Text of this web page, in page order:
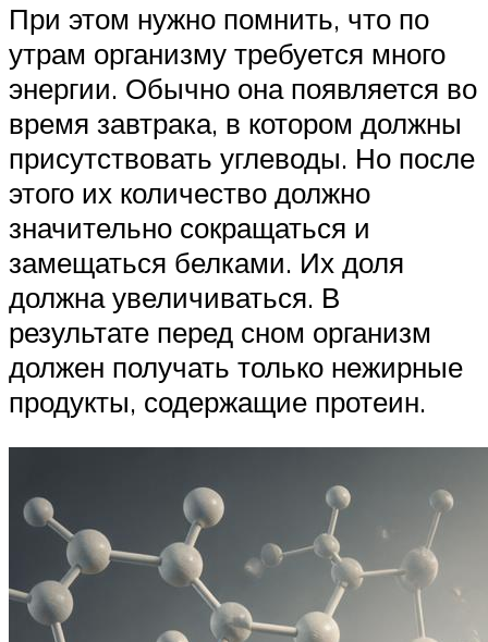
При этом нужно помнить, что по
утрам организму требуется много
энергии. Обычно она появляется во
время завтрака, в котором должны
присутствовать углеводы. Но после
этого их количество должно
значительно сокращаться и
замещаться белками. Их доля
должна увеличиваться. В
результате перед сном организм
должен получать только нежирные
продукты, содержащие протеин.